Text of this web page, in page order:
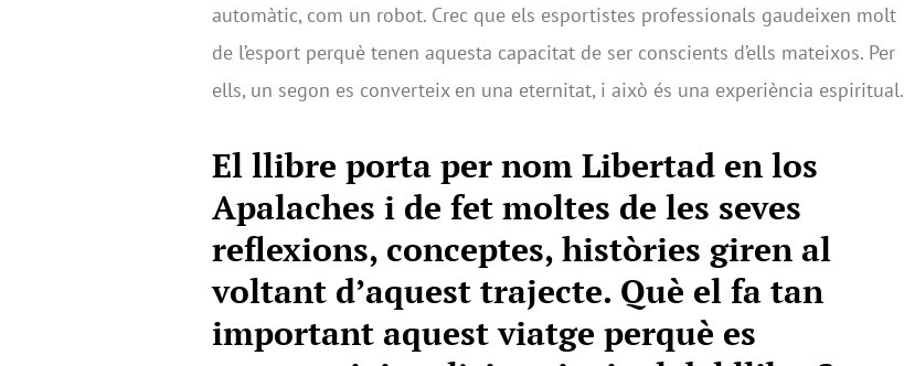
automàtic, com un robot. Crec que els esportistes professionals gaudeixen molt
de l’esport perquè tenen aquesta capacitat de ser conscients d’ells mateixos. Per
ells, un segon es converteix en una eternitat, i això és una experiència espiritual.
El llibre porta per nom Libertad en los
Apalaches i de fet moltes de les seves
reflexions, conceptes, històries giren al
voltant d’aquest trajecte. Què el fa tan
important aquest viatge perquè es